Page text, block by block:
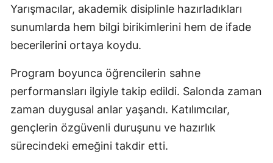
Yarışmacılar, akademik disiplinle hazırladıkları
sunumlarda hem bilgi birikimlerini hem de ifade
becerilerini ortaya koydu.
Program boyunca öğrencilerin sahne
performansları ilgiyle takip edildi. Salonda zaman
zaman duygusal anlar yaşandı. Katılımcılar,
gençlerin özgüvenli duruşunu ve hazırlık
sürecindeki emeğini takdir etti.